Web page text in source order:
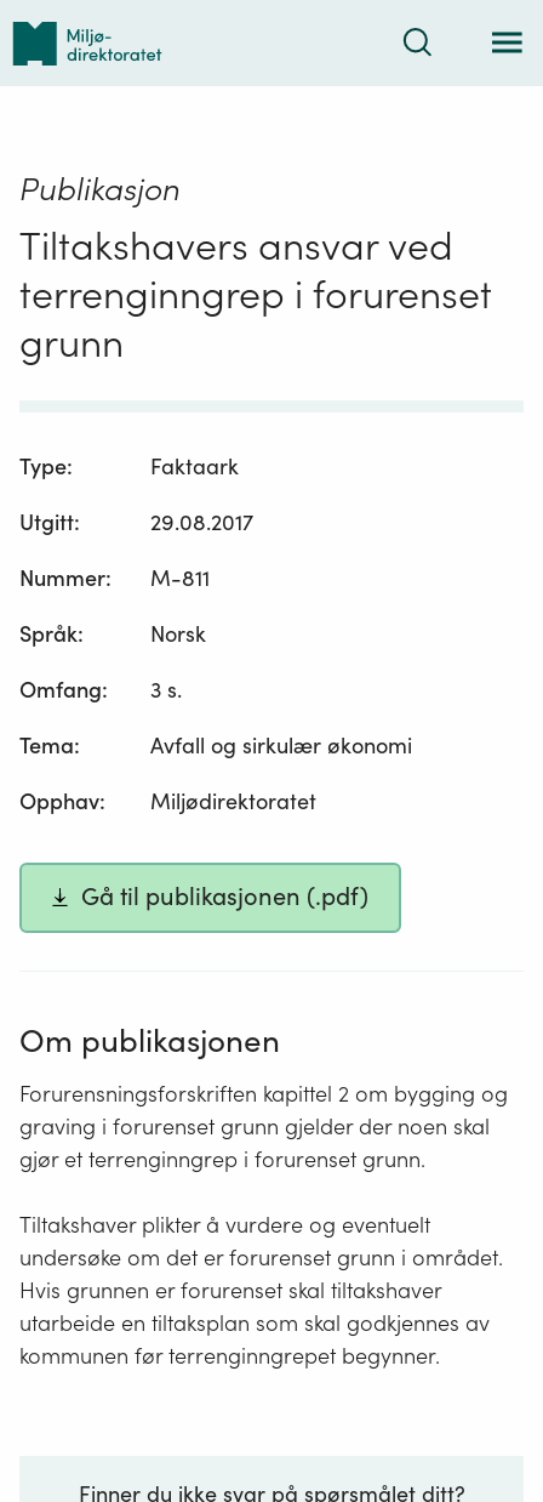
Tilbake
forsiden
Søk
Publikasjon
Tiltakshavers ansvar ved
terrenginngrep i forurenset
grunn
Type:
Faktaark
Utgitt:
29.08.2017
Nummer:
M-811
Språk:
Norsk
Omfang:
3 s.
Tema:
Avfall og sirkulær økonomi
Opphav: Miljødirektoratet
Gå til publikasjonen (.pdf)
Om publikasjonen
Forurensningsforskriften kapittel 2 om bygging og
graving i forurenset grunn gjelder der noen skal
gjør et terrenginngrep i forurenset grunn.
Tiltakshaver plikter å vurdere og eventuelt
undersøke om det er forurenset grunn i området.
Hvis grunnen er forurenset skal tiltakshaver
utarbeide en tiltaksplan som skal godkjennes av
kommunen før terrenginngrepet begynner.
Finner du ikke svar på spørsmålet ditt?